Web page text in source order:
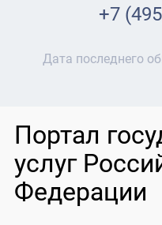
+7
Дата последнего
Портал
услуг
Федерации